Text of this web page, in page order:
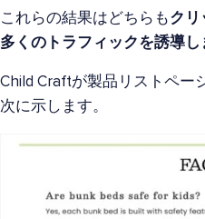
これらの結果はどちらもクリ
多くのトラフィックを誘導し
Child Craftが製品リストペー
次に示します。